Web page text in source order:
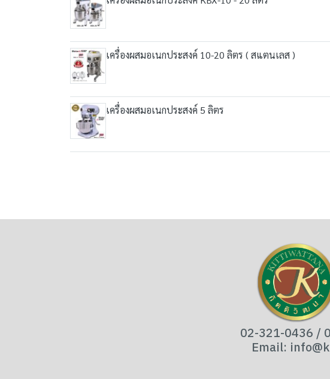
เครื่องผสมอเนกประสงค์ 10-20 ลิตร ( สแตนเลส )
เครื่องผสมอเนกประสงค์ 5 ลิตร
02-321-0436 /
Email: